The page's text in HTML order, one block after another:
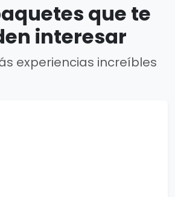
que te
interesar
experiencias increíbles